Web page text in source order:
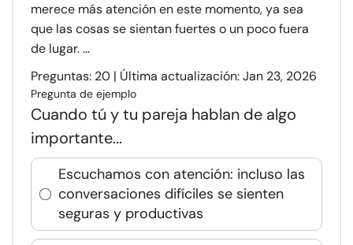
merece más atención en este momento, ya sea
que las cosas se sientan fuertes o un poco fuera
de lugar. ...
Preguntas: 20 | Última actualización: Jan 23, 2026
Pregunta de ejemplo
Cuando tú y tu pareja hablan de algo
importante...
Escuchamos con atención: incluso las
conversaciones difíciles se sienten
seguras y productivas